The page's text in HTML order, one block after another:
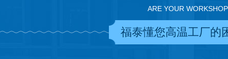
ARE YOUR
福泰懂您高温工厂的